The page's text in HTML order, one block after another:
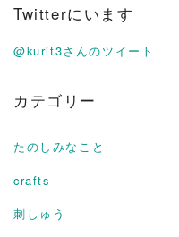
Twitterにいます
@kurit3さんのツイート
カテゴリー
たのしみなこと
crafts
刺しゅう